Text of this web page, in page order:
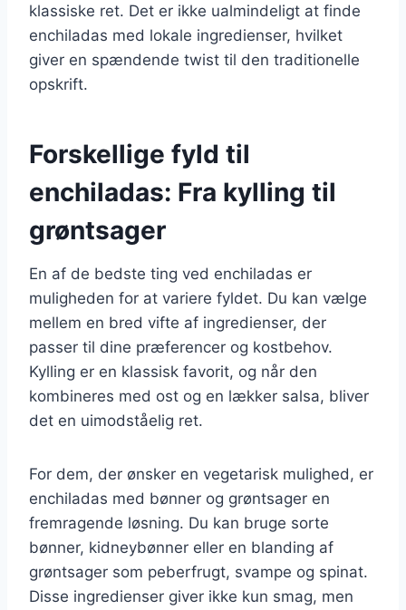
klassiske ret. Det er ikke ualmindeligt at finde
enchiladas med lokale ingredienser, hvilket
giver en spændende twist til den traditionelle
opskrift.
Forskellige fyld til
enchiladas: Fra kylling til
grøntsager
En af de bedste ting ved enchiladas er
muligheden for at variere fyldet. Du kan vælge
mellem en bred vifte af ingredienser, der
passer til dine præferencer og kostbehov.
Kylling er en klassisk favorit, og når den
kombineres med ost og en lækker salsa, bliver
det en uimodståelig ret.
For dem, der ønsker en vegetarisk mulighed, er
enchiladas med bønner og grøntsager en
fremragende løsning. Du kan bruge sorte
bønner, kidneybønner eller en blanding af
grøntsager som peberfrugt, svampe og spinat.
Disse ingredienser giver ikke kun smag, men